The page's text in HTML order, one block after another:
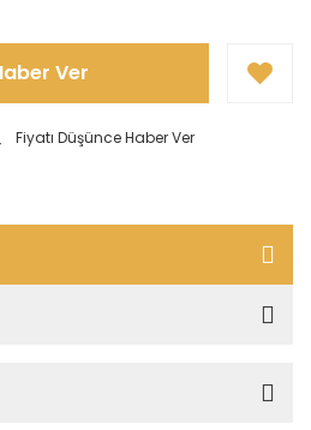
Ver
Fiyatı Düşünce Haber Ver